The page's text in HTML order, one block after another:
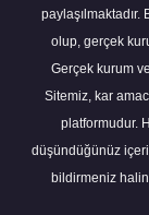
olup, gerçek
Gerçek kurum
Sitemiz, kar
platformudur.
düşündüğünüz
bildirmeniz